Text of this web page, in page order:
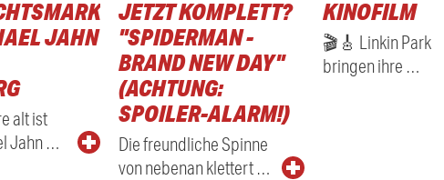
JAHN
alt ist
Jahn …
JETZT KOMPLETT?
"SPIDERMAN -
BRAND NEW DAY"
(ACHTUNG:
SPOILER-ALARM!)
Die freundliche Spinne
von nebenan klettert …
KINOFILM
🎬🎸 Linkin Park
bringen ihre …